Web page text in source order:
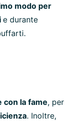
modo per
e durante
con la fame, per
. Inoltre,